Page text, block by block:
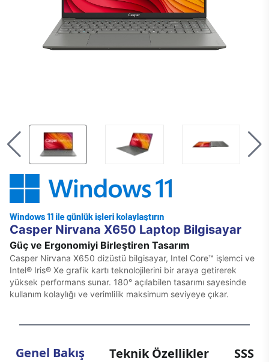
Casper Nirvana X650 Laptop Bilgisayar
Güç ve Ergonomiyi Birleştiren Tasarım
Casper Nirvana X650 dizüstü bilgisayar, Intel Core™ işlemci ve
Intel® Iris® Xe grafik kartı teknolojilerini bir araya getirerek
yüksek performans sunar. 180° açılabilen tasarımı sayesinde
kullanım kolaylığı ve verimlilik maksimum seviyeye çıkar.
Genel Bakış Teknik Özellikler SSS